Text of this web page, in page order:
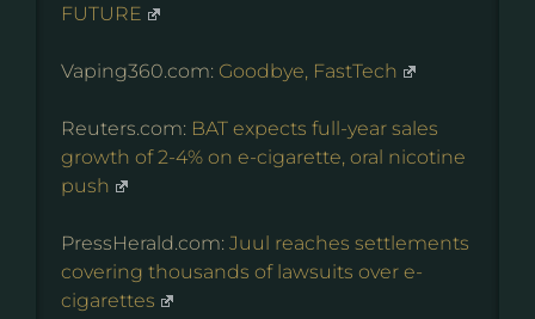
FUTURE
Vaping360.com: Goodbye, FastTech
Reuters.com: BAT expects full-year sales
growth of 2-4% on e-cigarette, oral nicotine
push
PressHerald.com: Juul reaches settlements
covering thousands of lawsuits over e-
cigarettes